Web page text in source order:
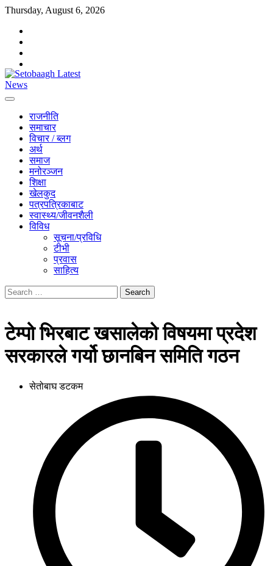
Skip
content
Thursday, August 6, 2026
राजनीति
समाचार
विचार / ब्लग
अर्थ
समाज
मनोरञ्जन
शिक्षा
खेलकुद
पत्रपत्रिकाबाट
स्वास्थ्य/जीवनशैली
विविध
सूचना/प्रविधि
टीभी
प्रवास
साहित्य
Search
for:
टेम्पो भिरबाट खसालेको विषयमा प्रदेश
सरकारले गर्यो छानबिन समिति गठन
सेतोबाघ डटकम